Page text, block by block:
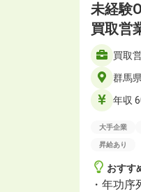
未経験
買取営
買取
群馬
年収
大手企業
昇給あり
おすす
・年功